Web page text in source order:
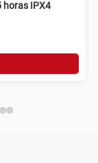
horas IPX4